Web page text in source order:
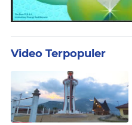
Video Terpopuler